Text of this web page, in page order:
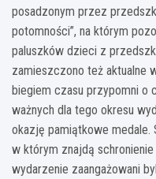
posadzonym przez
potomności”, na którym
paluszków dzieci z
zamieszczono też aktualne
biegiem czasu przypomni o
ważnych dla tego okresu
okazję pamiątkowe medale.
w którym znajdą
wydarzenie zaangażowani